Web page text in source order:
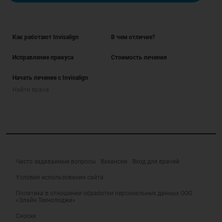
Как работают Invisalign В чем отличие?
Исправление прикуса Стоимость лечения
Начать лечение с Invisalign
Часто задаваемые вопросы Вакансии Вход для врачей
Условия использования сайта
Политика в отношении обработки персональных данных ООО
«Элайн Технолоджи»
Сноски